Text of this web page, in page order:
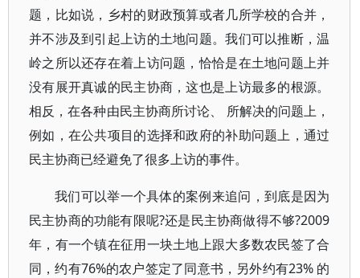
题，比如说，乡村的财政预算或者几所学校的合并，
并不涉及到引起上访的土地问题。我们可以推断，温
岭之所以还存在着上访问题，恰恰是在土地问题上并
没有展开真诚的民主协商，这也是上访最多的根源。
相反，在各种由民主协商所讨论、 所解决的问题上，
例如，在公共项目的选择和政府的补助问题上，通过
民主协商已经避免了很多上访的事件。
我们可以举一个具体的案例来追问，到底是因为
民主协商的功能有限呢?还是民主协商做得不够?2009
年，有一个镇在征用一块土地上跟大多数农民签了合
同，约有76%的农户签定了同意书，另外约有23% 的